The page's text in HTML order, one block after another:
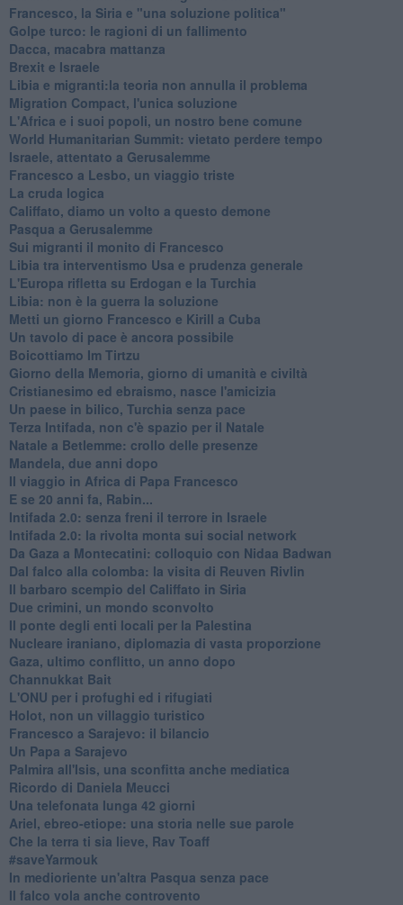
Francesco, la Siria e "una soluzione politica"
Golpe turco: le ragioni di un fallimento
Dacca, macabra mattanza
Brexit e Israele
Libia e migranti:la teoria non annulla il problema
Migration Compact, l'unica soluzione
L'Africa e i suoi popoli, un nostro bene comune
World Humanitarian Summit: vietato perdere tempo
Israele, attentato a Gerusalemme
Francesco a Lesbo, un viaggio triste
La cruda logica
Califfato, diamo un volto a questo demone
Pasqua a Gerusalemme
Sui migranti il monito di Francesco
Libia tra interventismo Usa e prudenza generale
L'Europa rifletta su Erdogan e la Turchia
Libia: non è la guerra la soluzione
Metti un giorno Francesco e Kirill a Cuba
Un tavolo di pace è ancora possibile
Boicottiamo Im Tirtzu
Giorno della Memoria, giorno di umanità e civiltà
Cristianesimo ed ebraismo, nasce l'amicizia
Un paese in bilico, Turchia senza pace
Terza Intifada, non c'è spazio per il Natale
Natale a Betlemme: crollo delle presenze
Mandela, due anni dopo
Il viaggio in Africa di Papa Francesco
E se 20 anni fa, Rabin...
Intifada 2.0: senza freni il terrore in Israele
Intifada 2.0: la rivolta monta sui social network
Da Gaza a Montecatini: colloquio con Nidaa Badwan
Dal falco alla colomba: la visita di Reuven Rivlin
Il barbaro scempio del Califfato in Siria
Due crimini, un mondo sconvolto
Il ponte degli enti locali per la Palestina
Nucleare iraniano, diplomazia di vasta proporzione
Gaza, ultimo conflitto, un anno dopo
Channukkat Bait
L'ONU per i profughi ed i rifugiati
Holot, non un villaggio turistico
Francesco a Sarajevo: il bilancio
Un Papa a Sarajevo
Palmira all'Isis, una sconfitta anche mediatica
Ricordo di Daniela Meucci
​Una telefonata lunga 42 giorni
​Ariel, ebreo-etiope: una storia nelle sue parole
Che la terra ti sia lieve, Rav Toaff
​#saveYarmouk
​In medioriente un'altra Pasqua senza pace
​Il falco vola anche controvento